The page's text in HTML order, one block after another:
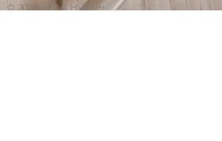
© 2025HTBLA Hallstatt